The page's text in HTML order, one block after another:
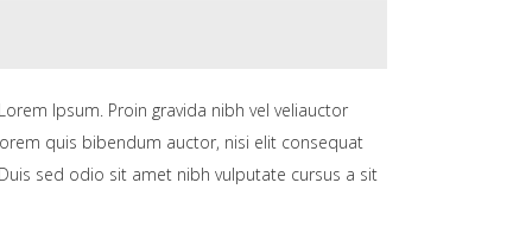
Ipsum. Proin gravida nibh vel veliauctor
quis bibendum auctor, nisi elit consequat
sed odio sit amet nibh vulputate cursus a sit